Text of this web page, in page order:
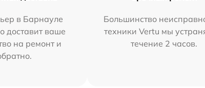
в Барнауле
доставит ваше
на ремонт и
Большинство
техники Vertu мы
течение 2 часов.